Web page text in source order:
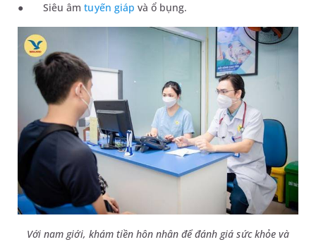
● Siêu âmtuyến giáp và ổ bụng.
Với nam giới, khám tiền hôn nhân để đánh giá sức khỏe và